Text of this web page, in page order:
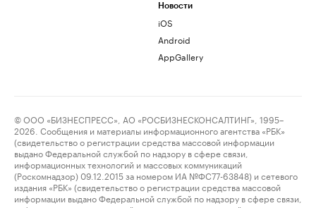
Новости
iOS
Android
AppGallery
© ООО «БИЗНЕСПРЕСС», АО «РОСБИЗНЕСКОНСАЛТИНГ», 1995–
2026. Сообщения и материалы информационного агентства «РБК»
(свидетельство о регистрации средства массовой информации
выдано Федеральной службой по надзору в сфере связи,
информационных технологий и массовых коммуникаций
(Роскомнадзор) 09.12.2015 за номером ИА №ФС77-63848) и сетевого
издания «РБК» (свидетельство о регистрации средства массовой
информации выдано Федеральной службой по надзору в сфере связи,